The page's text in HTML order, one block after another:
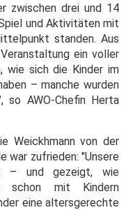
zwischen drei und 14
und Aktivitäten mit
standen. Aus
ein voller
wie sich die Kinder im
– manche wurden
so AWO-Chefin Herta
Weickhmann von der
war zufrieden: "Unsere
– und gezeigt, wie
schon mit Kindern
eine altersgerechte